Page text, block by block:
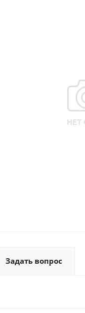
Задать вопрос